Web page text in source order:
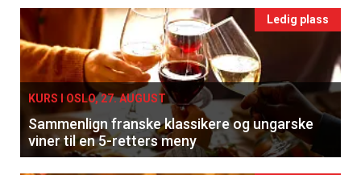
Ledig plass
KURS I OSLO, 27. AUGUST
Sammenlign franske klassikere og ungarske
viner til en 5-retters meny